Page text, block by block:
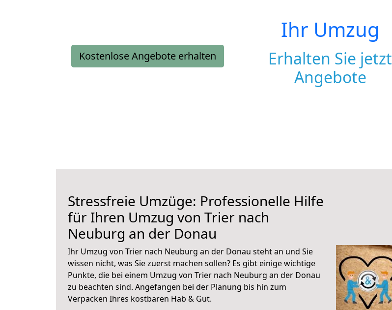
Kostenlose Angebote erhalten
Ihr Umzug
Erhalten Sie jetzt
Angebote
Stressfreie Umzüge: Professionelle Hilfe
für Ihren Umzug von Trier nach
Neuburg an der Donau
Ihr Umzug von Trier nach Neuburg an der Donau steht an und Sie
wissen nicht, was Sie zuerst machen sollen? Es gibt einige wichtige
Punkte, die bei einem Umzug von Trier nach Neuburg an der Donau
zu beachten sind. Angefangen bei der Planung bis hin zum
Verpacken Ihres kostbaren Hab & Gut.